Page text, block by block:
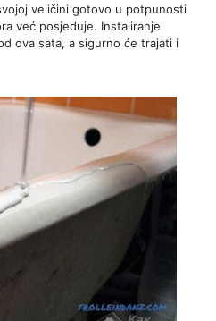
veličini gotovo u potpunosti
već posjeduje. Instaliranje
dva sata, a sigurno će trajati i